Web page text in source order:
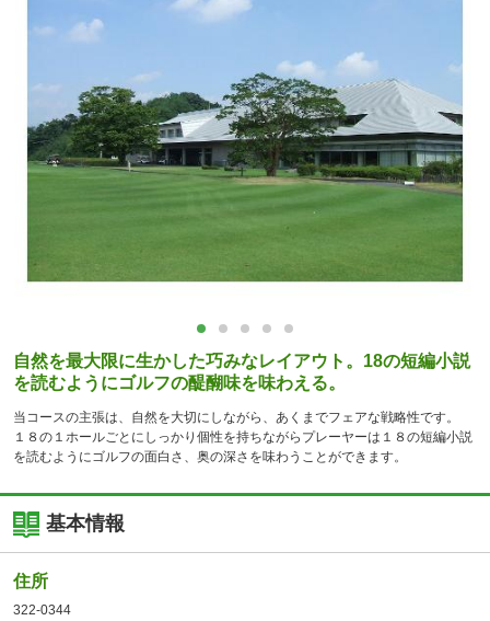
自然を最大限に生かした巧みなレイアウト。18の短編小説
を読むようにゴルフの醍醐味を味わえる。
当コースの主張は、自然を大切にしながら、あくまでフェアな戦略性です。
１８の１ホールごとにしっかり個性を持ちながらプレーヤーは１８の短編小説
を読むようにゴルフの面白さ、奥の深さを味わうことができます。
基本情報
住所
322-0344